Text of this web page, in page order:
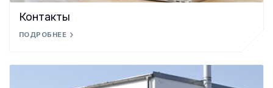
Контакты
ПОДРОБНЕЕ